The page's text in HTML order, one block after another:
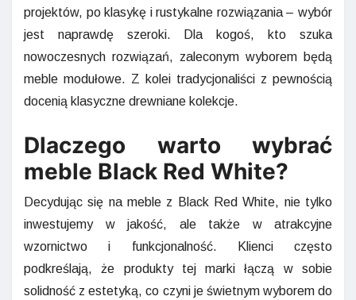
projektów, po klasykę i rustykalne rozwiązania – wybór
jest naprawdę szeroki. Dla kogoś, kto szuka
nowoczesnych rozwiązań, zaleconym wyborem będą
meble modułowe. Z kolei tradycjonaliści z pewnością
docenią klasyczne drewniane kolekcje.
Dlaczego warto wybrać
meble Black Red White?
Decydując się na meble z Black Red White, nie tylko
inwestujemy w jakość, ale także w atrakcyjne
wzornictwo i funkcjonalność. Klienci często
podkreślają, że produkty tej marki łączą w sobie
solidność z estetyką, co czyni je świetnym wyborem do